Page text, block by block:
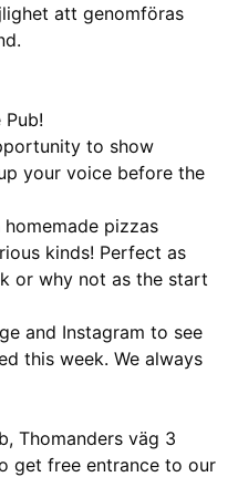
att genomföras
to show
your voice before the
pizzas
kinds! Perfect as
or why not as the start
and Instagram to see
this week. We always
Thomanders väg 3
get free entrance to our